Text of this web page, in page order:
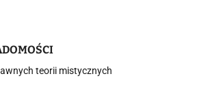
teorii mistycznych